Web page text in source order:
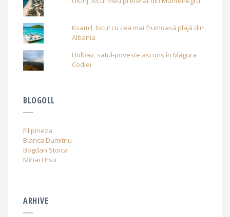
Ksamil, locul cu cea mai frumoasă plajă din
Albania
Holbav, satul-poveste ascuns în Măgura
Codlei
BLOGOLL
Filipineza
Bianca Dumitriu
Bogdan Stoica
Mihai Ursu
ARHIVE